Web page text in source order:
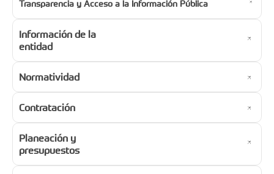
Transparencia y Acceso a la Información Pública
Información de la
entidad
Normatividad
Contratación
Planeación y
presupuestos